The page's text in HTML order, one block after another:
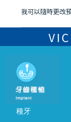
我可以隨時更改
可以，請盡早通過
的時間及資料，並
種牙